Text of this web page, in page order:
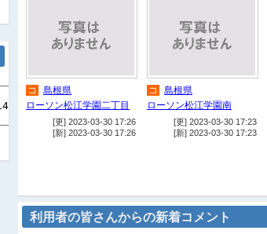
コ
島根県
ローソン松江学園二丁目
[更] 2023-03-30 17:26
[新] 2023-03-30 17:26
コ
島根県
ローソン松江学園南
[更] 2023-03-30 17:23
[新] 2023-03-30 17:23
利用者の皆さんからの新着コメント